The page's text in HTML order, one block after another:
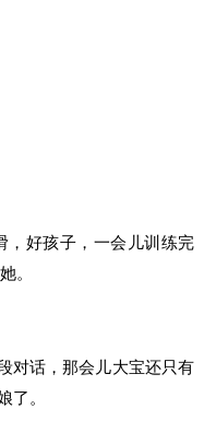
，好孩子，一会儿训练完
。
对话，那会儿大宝还只有
。